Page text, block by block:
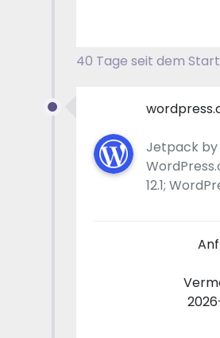
40 Tage seit dem
Jetpack by
12.1;